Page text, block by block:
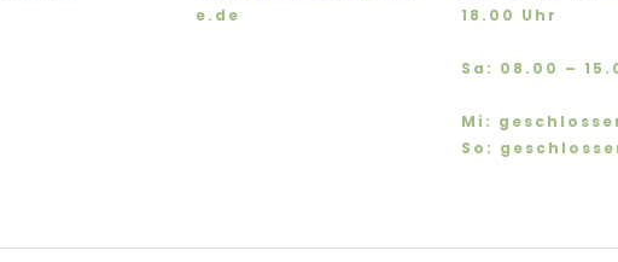
e.de
18.00 Uhr
Sa: 08.00 –
Mi:
So: